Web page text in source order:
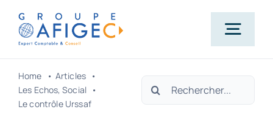
Passer
contenu
Accueil
Home
Articles
Les Echos Social
Le contrôle Urssaf
Rechercher: